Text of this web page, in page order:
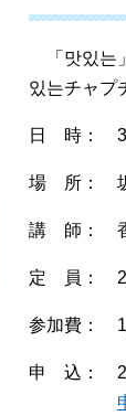
「맛있는
있는チャプ
日 時： 3
場 所： 坂
講 師： 香
定 員：
参加費：
申 込： 2